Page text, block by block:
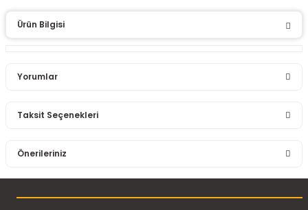
Ürün Bilgisi
Yorumlar
Taksit Seçenekleri
Önerileriniz
konularda yetersiz gördüğünüz noktaları öneri formunu